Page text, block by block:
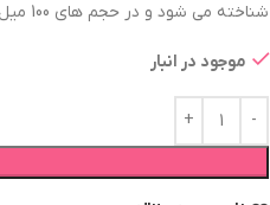
شناخته می شود و در حجم های 100 میل و 20 میل عرضه می گردد.
موجود در انبار